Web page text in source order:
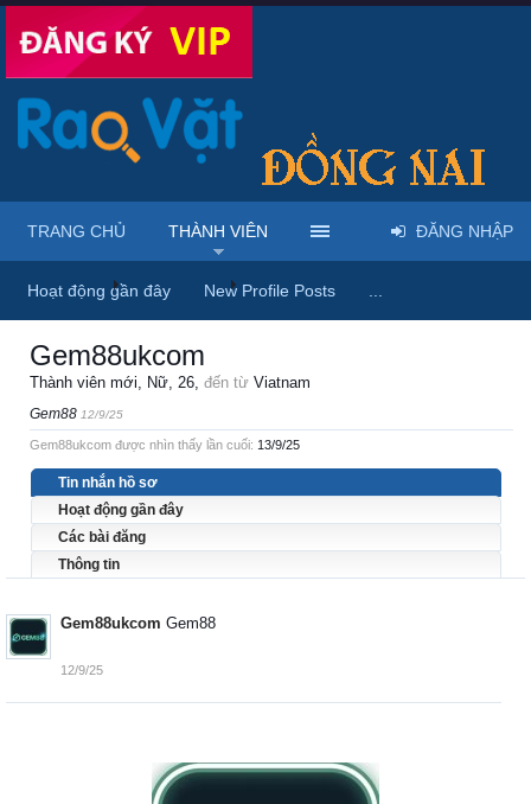
Trang chủ Thành viên Gem88ukcom
Gem88ukcom
Thành viên mới, Nữ, 26, đến từ Viatnam
Gem88 12/9/25
Gem88ukcom được nhìn thấy lần cuối: 13/9/25
Tin nhắn hồ sơ
Hoạt động gần đây
Các bài đăng
Thông tin
Gem88ukcom Gem88
12/9/25
TRANG CHỦ THÀNH VIÊN
Hoạt động gần đây New Profile Posts
ĐĂNG NHẬP